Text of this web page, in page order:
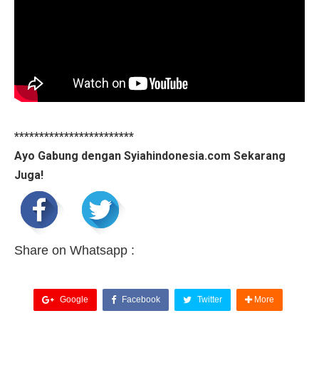
************************
Ayo Gabung dengan Syiahindonesia.com Sekarang
Juga!
Share on Whatsapp :
Google Facebook Twitter More